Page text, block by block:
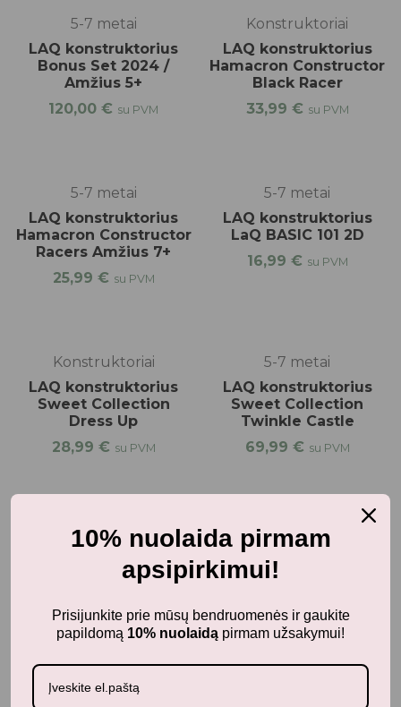
5-7 metai
LAQ konstruktorius
Bonus Set 2024 /
Amžius 5+
120,00€ su PVM
Konstruktoriai
LAQ konstruktorius
Hamacron Constructor
Black Racer
33,99 € su PVM
5-7 metai
LAQ konstruktorius
Hamacron Constructor
Racers Amžius 7+
25,99 € su PVM
5-7 metai
LAQ konstruktorius
LaQ BASIC 101 2D
16,99 € su PVM
Konstruktoriai
LAQ konstruktorius
Sweet Collection
Dress Up
28,99 € su PVM
5-7 metai
LAQ konstruktorius
Sweet Collection
Twinkle Castle
69,99 € su PVM
5-7 metai
LAQ konstruktorius
Sweet Collection
16,99€ su PVM
10% nuolaida pirmam
apsipirkimui!
Prisijunkite prie mūsų bendruomenės ir gaukite
papildomą 10% nuolaidą pirmam užsakymui!